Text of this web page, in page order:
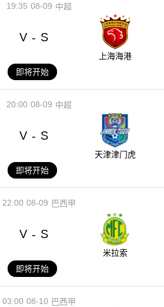
08-09
19:35 中超
V - S
上海海港
即将开始
08-09
20:00 中超
V - S
天津津门虎
即将开始
08-09
22:00 巴西甲
V - S
米拉索
即将开始
08-10
03:00 巴西甲